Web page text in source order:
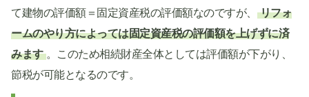
て建物の評価額＝固定資産税の評価額なのですが、
リフォ
ームのやり方によっては固定資産税の評価額を上げずに済
みます 。このため相続財産全体としては評価額が下がり、
節税が可能となるのです。